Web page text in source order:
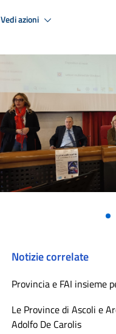
Vedi azioni
Notizie correlate
Provincia e FAI insieme
Le Province di Ascoli e
Adolfo De Carolis